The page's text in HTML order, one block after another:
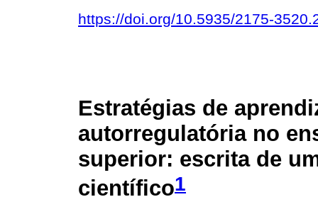
https://doi.org/10.5935/2175-
Estratégias de
autorregulatória no
superior: escrita de
científico1